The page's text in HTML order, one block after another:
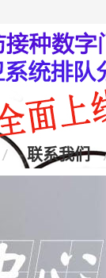
：4006-028-965
87438905
联系我们